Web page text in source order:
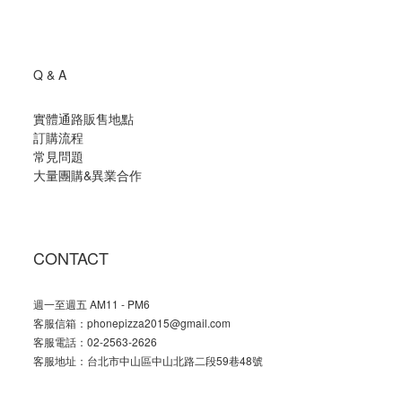
Q & A
實體通路販售地點
訂購流程
常見問題
大量團購&異業合作
CONTACT
週一至週五 AM11 - PM6
客服信箱：phonepizza2015@gmail.com
客服電話：02-2563-2626
客服地址：台北市中山區中山北路二段59巷48號